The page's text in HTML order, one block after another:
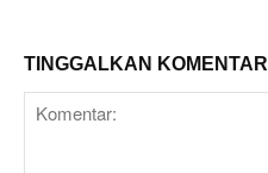
TINGGALKAN KOMENTAR